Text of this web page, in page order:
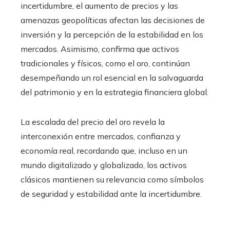
incertidumbre, el aumento de precios y las
amenazas geopolíticas afectan las decisiones de
inversión y la percepción de la estabilidad en los
mercados. Asimismo, confirma que activos
tradicionales y físicos, como el oro, continúan
desempeñando un rol esencial en la salvaguarda
del patrimonio y en la estrategia financiera global.
La escalada del precio del oro revela la
interconexión entre mercados, confianza y
economía real, recordando que, incluso en un
mundo digitalizado y globalizado, los activos
clásicos mantienen su relevancia como símbolos
de seguridad y estabilidad ante la incertidumbre.